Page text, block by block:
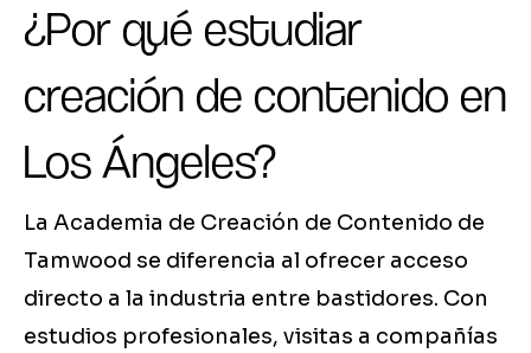
¿Por qué estudiar
creación de contenido en
Los Ángeles?
La Academia de Creación de Contenido de
Tamwood se diferencia al ofrecer acceso
directo a la industria entre bastidores. Con
estudios profesionales, visitas a compañías